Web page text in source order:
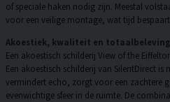
of speciale haken nodig zijn. Meestal
voor een veilige montage, wat tijd
Akoestiek, kwaliteit en totaalbeleving
Een akoestisch schilderij View of the
Een akoestisch schilderij van SilentDirect is
vermindert echo, zorgt voor een zachtere
evenwichtige sfeer in de ruimte. De